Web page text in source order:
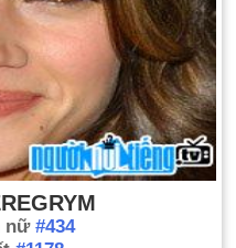
nữ #434